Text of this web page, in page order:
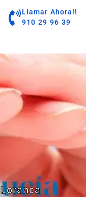
Llamar Ahora!!
910 29 96 39